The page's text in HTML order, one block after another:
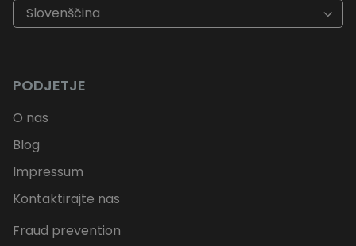
Slovenščina
PODJETJE
O nas
Blog
Impressum
Kontaktirajte nas
Fraud prevention